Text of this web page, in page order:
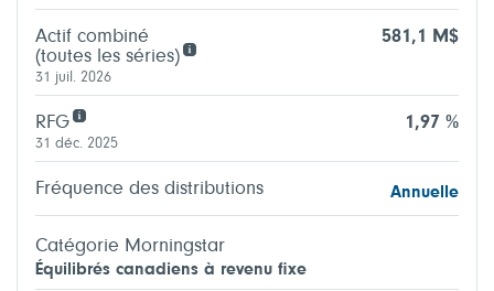
Actif combiné
(toutes les séries)
581,1 M$
31 juil. 2026
RFG 1,97 %
31 déc. 2025
Fréquence des distributions Annuelle
Catégorie Morningstar
Équilibrés canadiens à revenu fixe